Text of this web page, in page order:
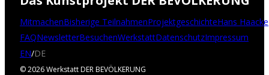
MitmachenBisherige TeilnahmenProjektgeschichteHans Haacke
FAQNewsletterBesuchenWerkstattDatenschutzImpressum
EN/DE
© 2026 Werkstatt DER BEVÖLKERUNG